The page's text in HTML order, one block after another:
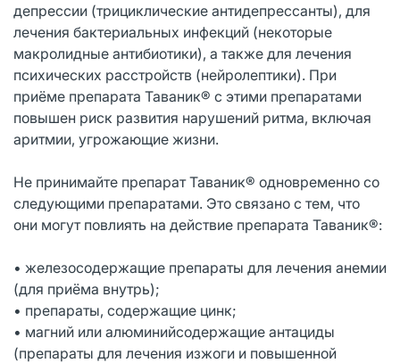
депрессии (трициклические антидепрессанты), для
лечения бактериальных инфекций (некоторые
макролидные антибиотики), а также для лечения
психических расстройств (нейролептики). При
приёме препарата Таваник® с этими препаратами
повышен риск развития нарушений ритма, включая
аритмии, угрожающие жизни.
Не принимайте препарат Таваник® одновременно со
следующими препаратами. Это связано с тем, что
они могут повлиять на действие препарата Таваник®:
• железосодержащие препараты для лечения анемии
(для приёма внутрь);
• препараты, содержащие цинк;
• магний или алюминийсодержащие антациды
(препараты для лечения изжоги и повышенной